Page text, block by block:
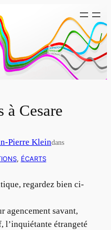
à Cesare
Pierre Kleindans
, ÉCARTS
regardez bien ci-
agencement savant,
étrangeté